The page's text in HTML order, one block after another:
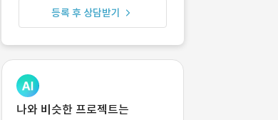
등록 후 상담받기
나와 비슷한 프로젝트는